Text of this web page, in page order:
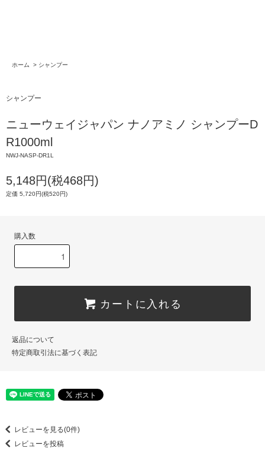
ホーム > シャンプー
シャンプー
ニューウェイジャパン ナノアミノ シャンプーD
R1000ml
NWJ-NASP-DR1L
5,148円(税468円)
定価 5,720円(税520円)
購入数
カートに入れる
返品について
特定商取引法に基づく表記
レビューを見る(0件)
レビューを投稿